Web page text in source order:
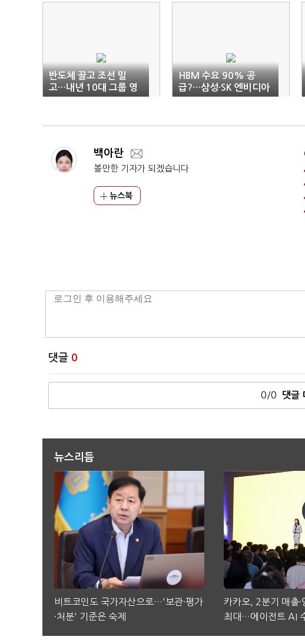
반도체 끌고 조선 밀
고…내년 10대 그룹 영
업익 60% 껑충
HBM 수요 90% 공
급?…삼성·SK 엔비디아
납품 속도전
백아란
볼만한 기자가 되겠습니다
뉴스북
댓글 0
0/0 댓글
뉴스리듬
비트코인도 국가자산으로…'보관·평가
·처분' 기준은 숙제
카카오, 2분기 매출·
최대…에이전트 AI